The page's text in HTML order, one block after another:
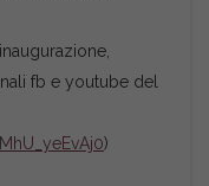
fb e youtube del
)